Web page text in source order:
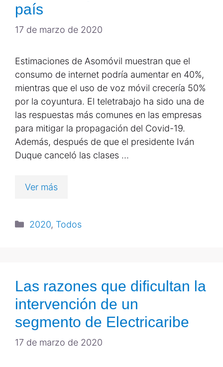
país
17 de marzo de 2020
Estimaciones de Asomóvil muestran que el
consumo de internet podría aumentar en 40%,
mientras que el uso de voz móvil crecería 50%
por la coyuntura. El teletrabajo ha sido una de
las respuestas más comunes en las empresas
para mitigar la propagación del Covid-19.
Además, después de que el presidente Iván
Duque canceló las clases …
Ver más
2020, Todos
Las razones que dificultan la
intervención de un
segmento de Electricaribe
17 de marzo de 2020